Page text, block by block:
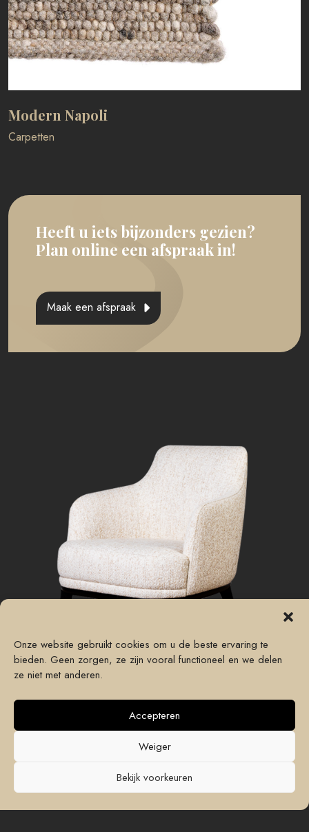
Onze website gebruikt cookies om u de beste ervaring te
bieden. Geen zorgen, ze zijn vooral functioneel en we delen
ze niet met anderen.
Accepteren
Weiger
Bekijk voorkeuren
Modern Napoli
Carpetten
Heeft u iets bijzonders gezien?
Plan online een afspraak in!
Maak een afspraak
Producten Direct naar
Interieuradvies